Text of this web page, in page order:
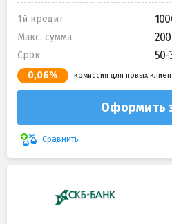
1й кредит
Макс. сумма
Срок 50-
0,06% комиссия для новых
Оформить
Сравнить